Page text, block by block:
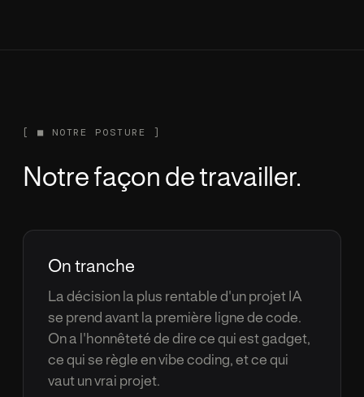
[ ■ NOTRE POSTURE ]
Notre façon de travailler.
On tranche
La décision la plus rentable d'un projet IA
se prend avant la première ligne de code.
On a l'honnêtetéde dire ce qui est gadget,
ce qui se règle en vibe coding, et ce qui
vaut un vrai projet.